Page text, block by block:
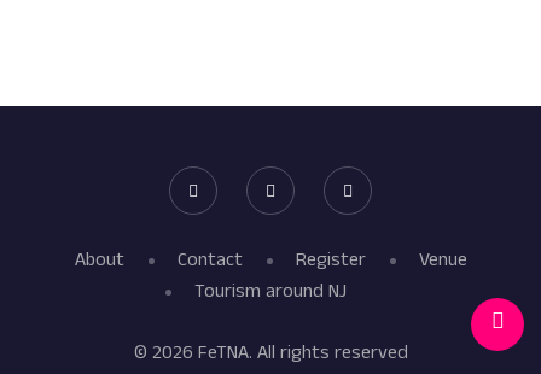
About Contact Register
Venue
Tourism around NJ
© 2026 FeTNA. All rights reserved